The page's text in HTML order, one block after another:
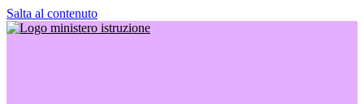
Salta al contenuto